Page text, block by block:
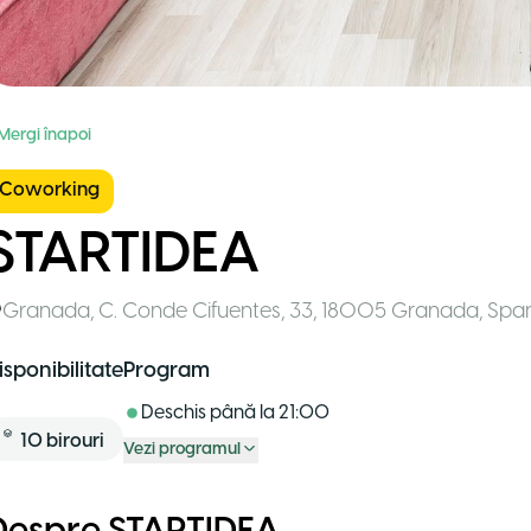
înapoi
Coworking
Granada, C. Conde Cifuentes, 33, 18005 Granada,
10 birouri
Program
Deschis până la21:00
Vezi programul